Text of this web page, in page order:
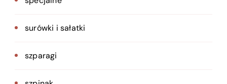
surówki i sałatki
szparagi